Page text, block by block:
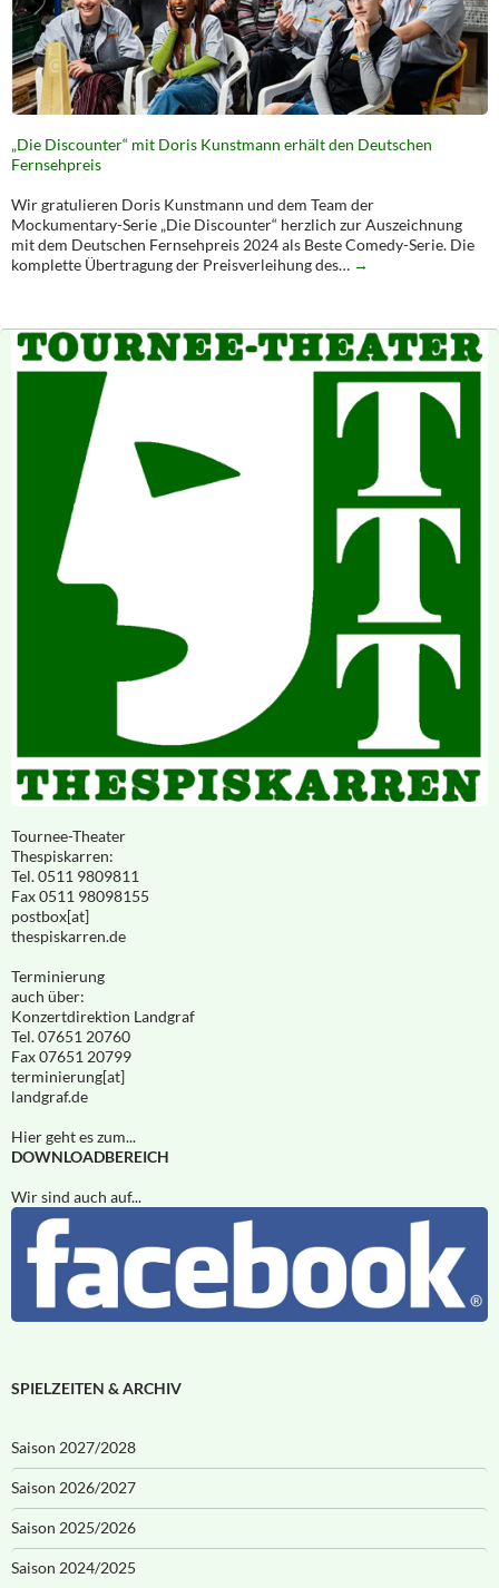
„Die Discounter“ mit Doris Kunstmann erhält den Deutschen
Fernsehpreis
Wir gratulieren Doris Kunstmann und dem Team der
Mockumentary-Serie „Die Discounter“ herzlich zur Auszeichnung
mit dem Deutschen Fernsehpreis 2024 als Beste Comedy-Serie. Die
komplette Übertragung der Preisverleihung des… →
Tournee-Theater
Thespiskarren:
Tel. 0511 9809811
Fax 0511 98098155
postbox[at]
thespiskarren.de
Terminierung
auch über:
Konzertdirektion Landgraf
Tel. 07651 20760
Fax 07651 20799
terminierung[at]
landgraf.de
Hier geht es zum...
DOWNLOADBEREICH
Wir sind auch auf...
SPIELZEITEN & ARCHIV
Saison 2027/2028
Saison 2026/2027
Saison 2025/2026
Saison 2024/2025